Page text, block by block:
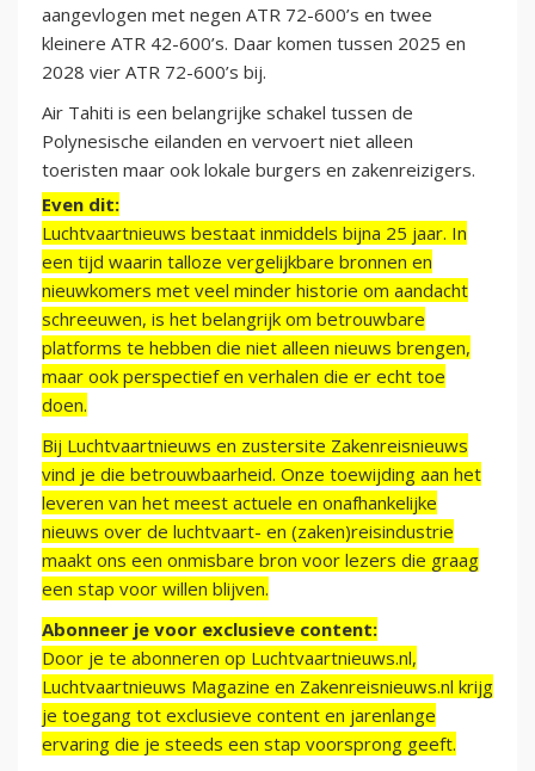
aangevlogen met negen ATR 72-600’s en twee
kleinere ATR 42-600’s. Daar komen tussen 2025 en
2028 vier ATR 72-600’s bij.
Air Tahiti is een belangrijke schakel tussen de
Polynesische eilanden en vervoert niet alleen
toeristen maar ook lokale burgers en zakenreizigers.
Even dit:
Luchtvaartnieuws bestaat inmiddels bijna 25 jaar. In
een tijd waarin talloze vergelijkbare bronnen en
nieuwkomers met veel minder historie om aandacht
schreeuwen, is het belangrijk om betrouwbare
platforms te hebben die niet alleen nieuws brengen,
maar ook perspectief en verhalen die er echt toe
doen.
Bij Luchtvaartnieuws en zustersite Zakenreisnieuws
vind je die betrouwbaarheid. Onze toewijding aan het
leveren van het meest actuele en onafhankelijke
nieuws over de luchtvaart- en (zaken)reisindustrie
maakt ons een onmisbare bron voor lezers die graag
een stap voor willen blijven.
Abonneer je voor exclusieve content:
Door je te abonneren op Luchtvaartnieuws.nl,
Luchtvaartnieuws Magazine en Zakenreisnieuws.nl krijg
je toegang tot exclusieve content en jarenlange
ervaring die je steeds een stap voorsprong geeft.